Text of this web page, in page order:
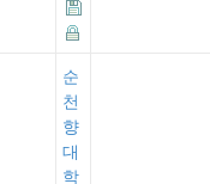
순
천
향
대
학